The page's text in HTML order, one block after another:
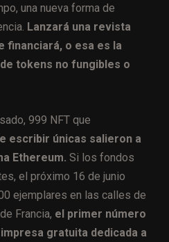
una nueva forma de
Lanzará una revista
financiará, o esa es la
tokens no fungibles o
999 NFT que
escribir únicas salieron a
Ethereum. Si los fondos
el próximo 16 de junio
ejemplares en las calles de
Francia, el primer número
gratuita dedicada a